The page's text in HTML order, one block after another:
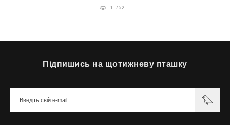
1 752
Підпишись на щотижневу пташку